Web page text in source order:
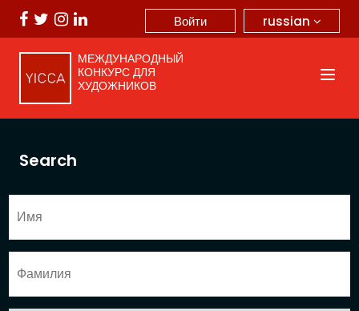
russian
Войти
МЕЖДУНАРОДНЫЙ
КОНКУРС ДЛЯ
ХУДОЖНИКОВ
Search